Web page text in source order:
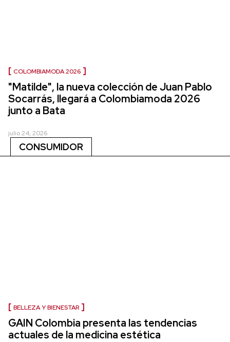
COLOMBIAMODA 2026
"Matilde", la nueva colección de Juan Pablo
Socarrás, llegará a Colombiamoda 2026
junto a Bata
julio 24, 2026
CONSUMIDOR
BELLEZA Y BIENESTAR
GAIN Colombia presenta las tendencias
actuales de la medicina estética